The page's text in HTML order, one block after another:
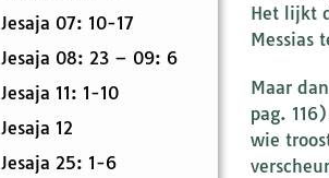
Jesaja 07: 10-17
Jesaja 08: 23 – 09: 6
Jesaja 11: 1-10
Jesaja 12
Jesaja 25: 1-6
Het lijkt
Messias
Maar
pag.
wie